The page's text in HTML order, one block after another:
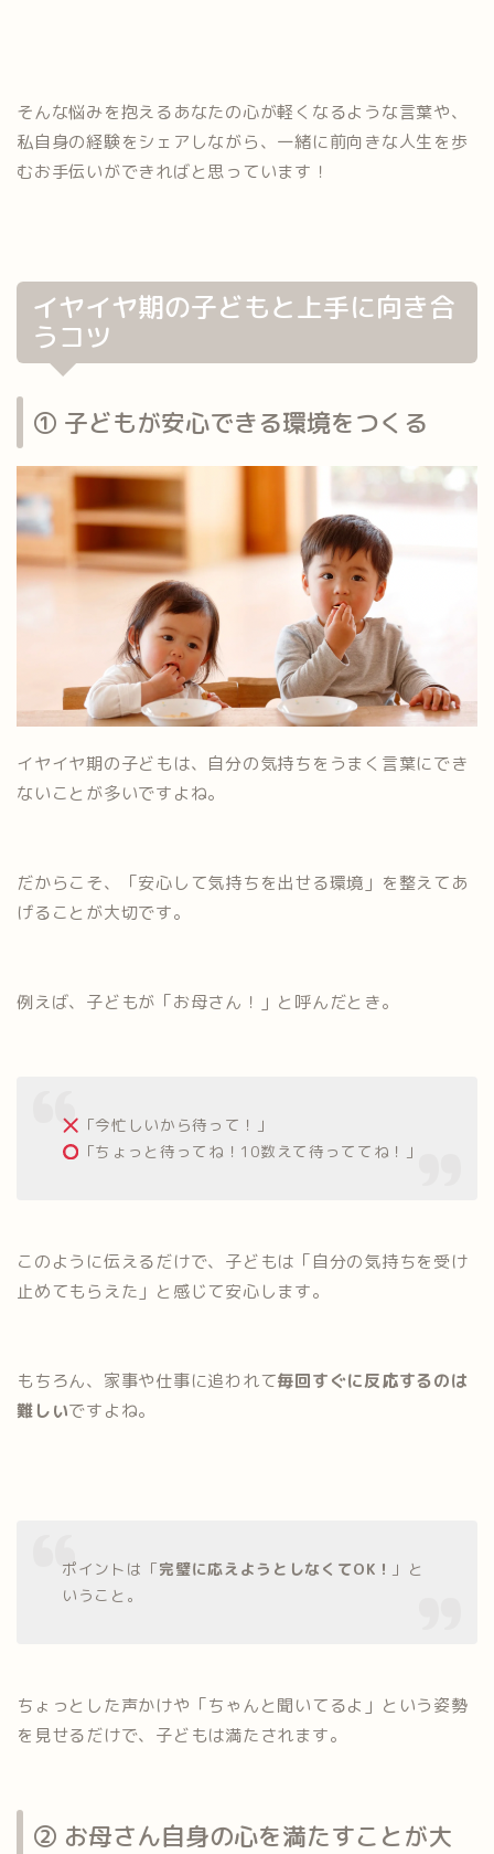
そんな悩みを抱えるあなたの心が軽くなるような言葉や、
私自身の経験をシェアしながら、一緒に前向きな人生を歩
むお手伝いができればと思っています！
イヤイヤ期の子どもと上手に向き合
うコツ
① 子どもが安心できる環境をつくる
イヤイヤ期の子どもは、自分の気持ちをうまく言葉にでき
ないことが多いですよね。
だからこそ、「安心して気持ちを出せる環境」を整えてあ
げることが大切です。
例えば、子どもが「お母さん！」と呼んだとき。
「今忙しいから待って！」
「ちょっと待ってね！10数えて待っててね！」
このように伝えるだけで、子どもは「自分の気持ちを受け
止めてもらえた」と感じて安心します。
もちろん、家事や仕事に追われて毎回すぐに反応するのは
難しいですよね。
ポイントは「完璧に応えようとしなくてOK！ 」と
いうこと。
ちょっとした声かけや「ちゃんと聞いてるよ」という姿勢
を見せるだけで、子どもは満たされます。
② お母さん自身の心を満たすことが大